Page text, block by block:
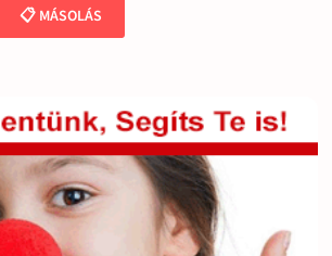
📋 MÁSOLÁS